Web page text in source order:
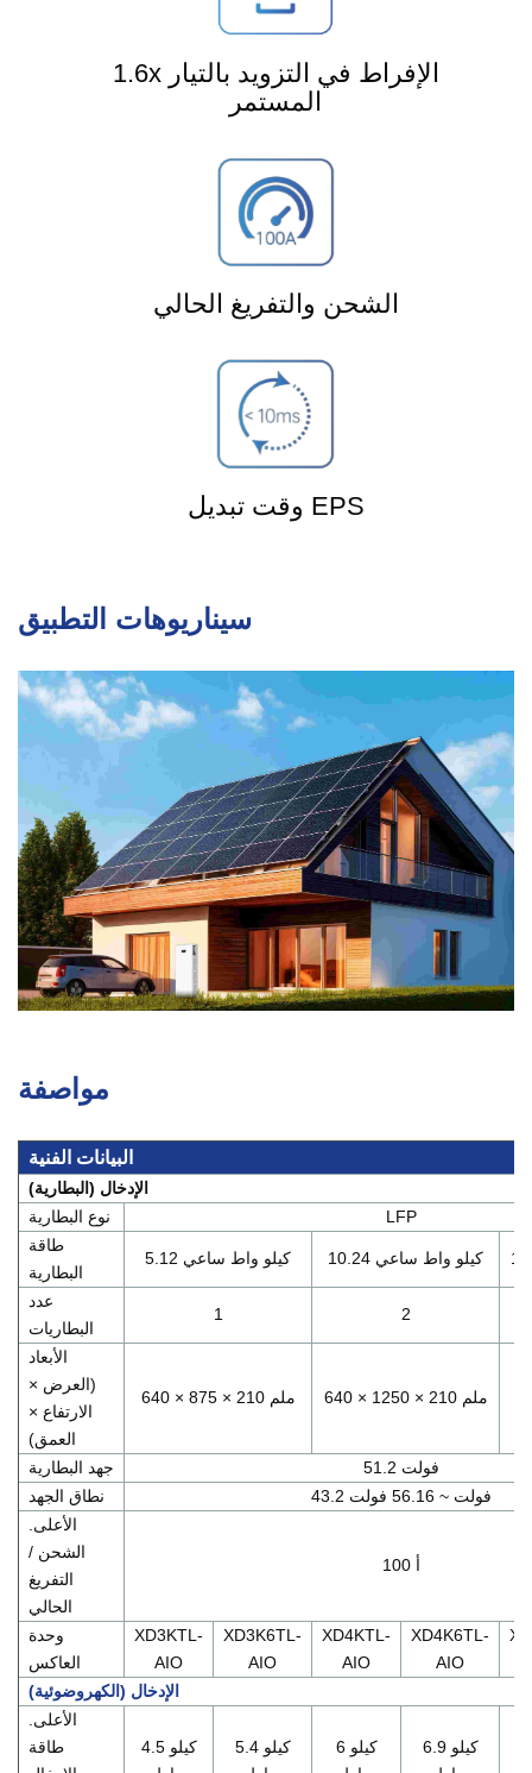
1.6x الإفراط في التزويد بالتيار
المستمر
الشحن والتفريغ الحالي
وقت تبديل EPS
سيناريوهات التطبيق
مواصفة
البيانات الفنية
الإدخال (البطارية)
نوع البطارية
LFP
طاقة
البطارية
5.12 كيلو واط ساعي 10.24 كيلو واط ساعي
عدد
البطاريات
1 2
الأبعاد
(العرض ×
الارتفاع ×
العمق)
640 × 875 × 210 ملم 640 × 1250 × 210 ملم
جهد البطارية
51.2 فولت
نطاق الجهد
43.2 فولت ~ 56.16 فولت
الأعلى.
الشحن /
التفريغ
الحالي
100 أ
وحدة
العاكس
XD3KTL-
AIO
XD3K6TL-
AIO
XD4KTL-
AIO
XD4K6TL-
AIO
الإدخال (الكهروضوئية)
الأعلى.
طاقة
4.5 كيلو
5.4 كيلو
6 كيلو
6.9 كيلو